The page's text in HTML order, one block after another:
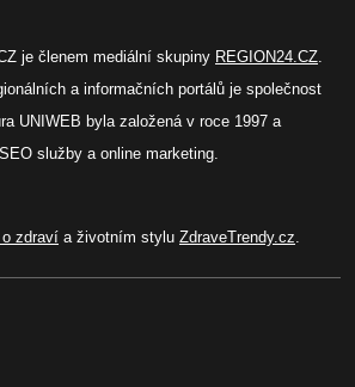
je členem mediální skupiny REGION24.CZ.
a informačních portálů je společnost
UNIWEB byla založená v roce 1997 a
služby a online marketing.
zdraví a životním stylu ZdraveTrendy.cz.